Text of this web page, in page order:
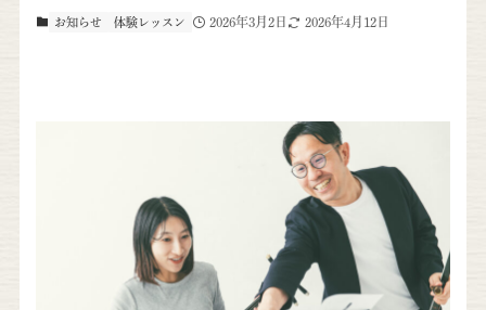
お知らせ 体験レッスン 2026年3月2日 2026年4月12日